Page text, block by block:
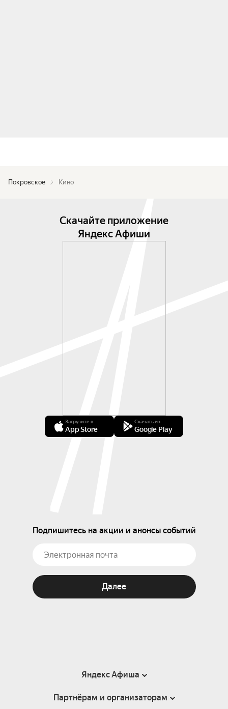
Покровское Кино
Скачайте приложение
Яндекс Афиши
Загрузите в
App Store
Скачать из
Google Play
Подпишитесь на акции и анонсы событий
Далее
Яндекс Афиша
Справка
Партнёрам и организаторам